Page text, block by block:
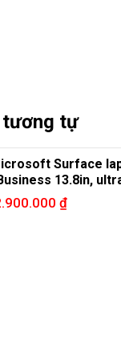
tương tự
Surface
13.8in,
32G, 256G, 99%
₫